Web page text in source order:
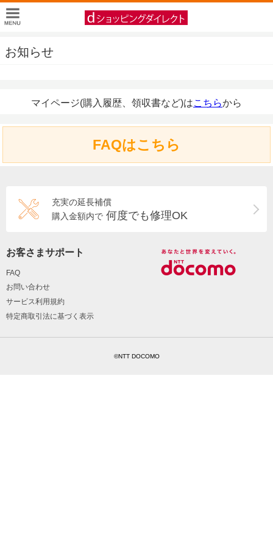
お知らせ
マイページ(購入履歴、領収書など)はこちらから
FAQはこちら
充実の延長補償
購入金額内で 何度でも修理OK
お客さまサポート
FAQ
お問い合わせ
サービス利用規約
特定商取引法に基づく表示
©NTT DOCOMO